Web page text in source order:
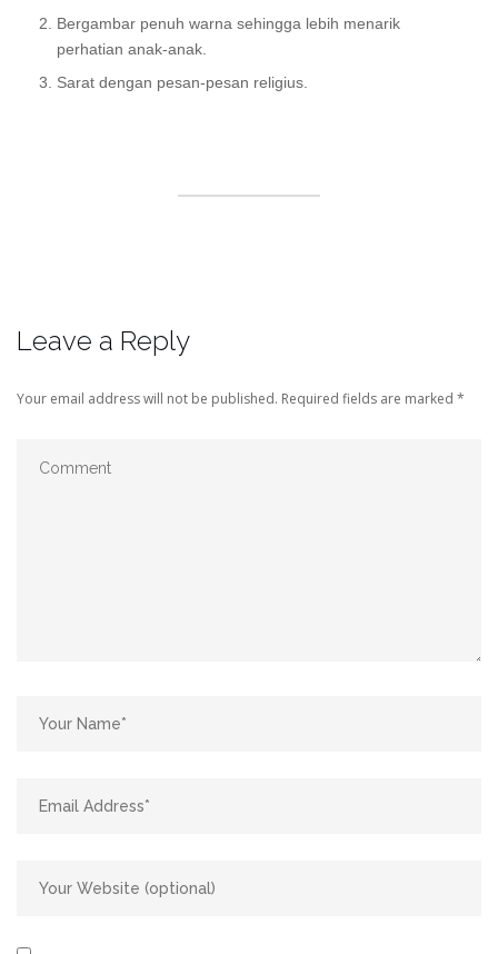
Bergambar penuh warna sehingga lebih menarik
perhatian anak-anak.
Sarat dengan pesan-pesan religius.
Leave a Reply
Your email address will not be published. Required fields are marked *